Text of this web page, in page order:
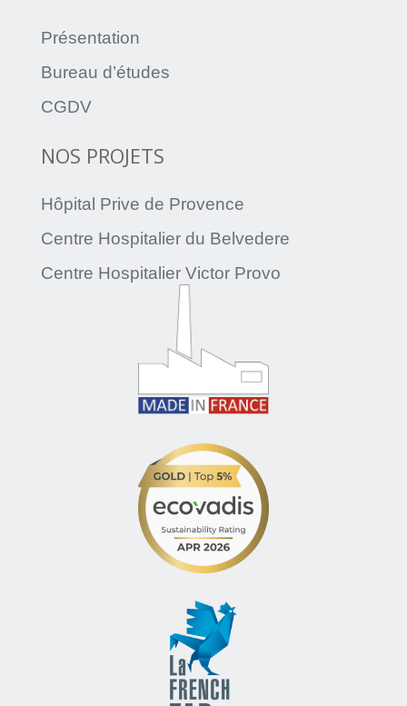
Présentation
Bureau d’études
CGDV
NOS PROJETS
Hôpital Prive de Provence
Centre Hospitalier du Belvedere
Centre Hospitalier Victor Provo